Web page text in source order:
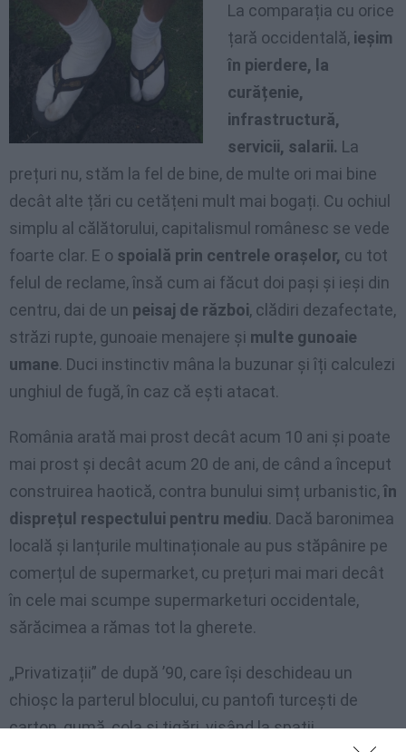
La comparația cu orice
țară occidentală, ieșim
în pierdere, la
curățenie,
infrastructură,
servicii, salarii. La
prețuri nu, stăm la fel de bine, de multe ori mai bine
decât alte țări cu cetățeni mult mai bogați. Cu ochiul
simplu al călătorului, capitalismul românesc se vede
foarte clar. E o spoială prin centrele orașelor, cu tot
felul de reclame, însă cum ai făcut doi pași și ieși din
centru, dai de un peisaj de război, clădiri dezafectate,
străzi rupte, gunoaie menajere și multe gunoaie
umane. Duci instinctiv mâna la buzunar și îți calculezi
unghiul de fugă, în caz că ești atacat.
România arată mai prost decât acum 10 ani și poate
mai prost și decât acum 20 de ani, de când a început
construirea haotică, contra bunului simț urbanistic,în
disprețul respectului pentru mediu. Dacă baronimea
locală și lanțurile multinaționale au pus stăpânire pe
comerțul de supermarket, cu prețuri mai mari decât
în cele mai scumpe supermarketuri occidentale,
sărăcimea a rămas tot la gherete.
„Privatizații” de după ’90, care își deschideau un
chioșc la parterul blocului, cu pantofi turcești de
carton, gumă, cola și țigări, visând la spații